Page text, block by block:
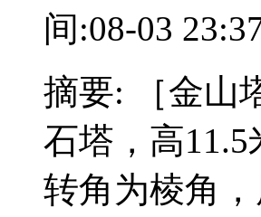
间:08-03
摘要: ［金山
石塔，高
转角为棱角